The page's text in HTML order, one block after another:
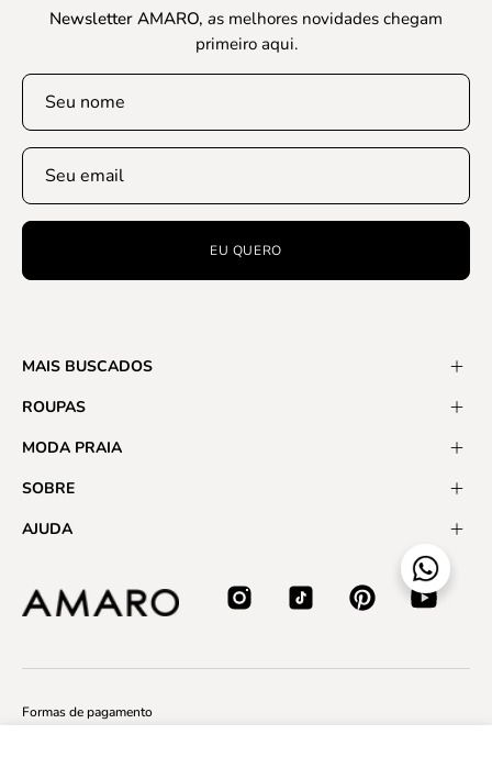
Newsletter AMARO, as melhores novidades chegam
primeiro aqui.
EU QUERO
MAIS BUSCADOS
ROUPAS
MODA PRAIA
SOBRE
AJUDA
Formas de pagamento